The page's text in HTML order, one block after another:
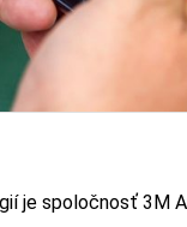
je spoločnosť 3M